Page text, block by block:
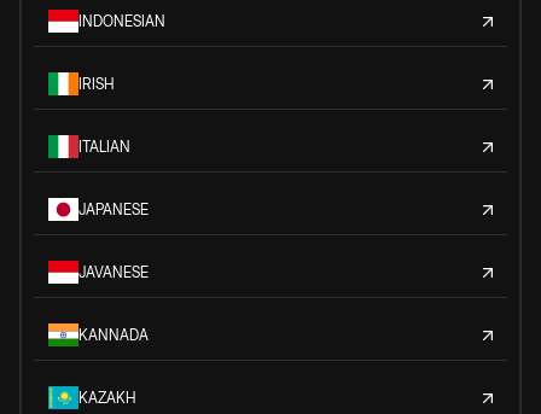
INDONESIAN
IRISH
ITALIAN
JAPANESE
JAVANESE
KANNADA
KAZAKH